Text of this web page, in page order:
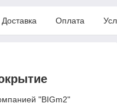
Доставка Оплата
"BIGm2"